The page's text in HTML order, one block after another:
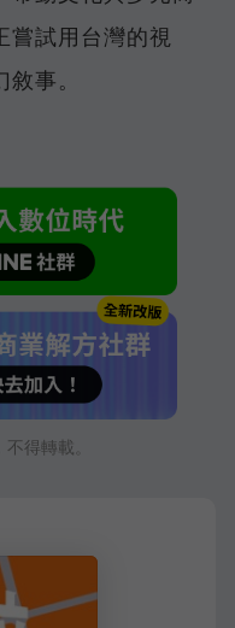
嘗試用台灣的視
事。
得轉載。